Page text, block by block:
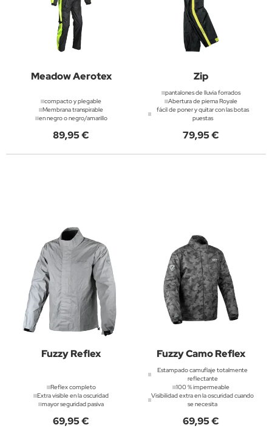
Meadow Aerotex
compacto y plegable
Membrana transpirable
en negro o negro/amarillo
89,95 €
Zip
pantalones de lluvia forrados
Abertura de pierna Royale
fácil de poner y quitar con las botas
puestas
79,95 €
Fuzzy Reflex
Reflex completo
Extra visible en la oscuridad
mayor seguridad pasiva
69,95 €
Fuzzy Camo Reflex
Estampado camuflaje totalmente
reflectante
100 % impermeable
Visibilidad extra en la oscuridad cuando
se necesita
69,95 €